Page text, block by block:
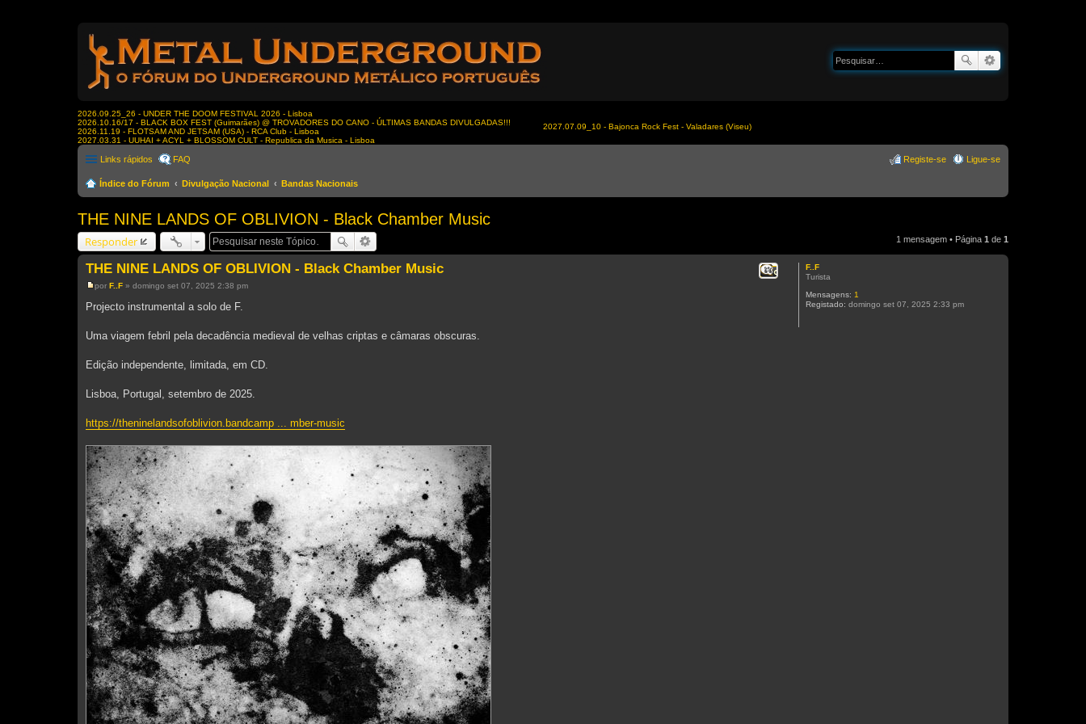
2026.09.25_26 - UNDER THE DOOM FESTIVAL 2026 - Lisboa
2026.10.16/17 - BLACK BOX FEST (Guimarães) @ TROVADORES DO CANO - ÚLTIMAS BANDAS DIVULGADAS!!!
2026.11.19 - FLOTSAM AND JETSAM (USA) - RCA Club - Lisboa
2027.03.31 - UUHAI + ACYL + BLOSSOM CULT - Republica da Musica - Lisboa
2027.07.09_10 - Bajonca Rock Fest - Valadares (Viseu)
Links rápidos FAQ Ligue-se
Registe-se
Índice do Fórum Divulgação Nacional Bandas Nacionais
THE NINE LANDS OF OBLIVION - Black Chamber Music
Responder 1 mensagem • Página 1 de 1
F..F
Turista
Mensagens: 1
Registado: domingo set 07, 2025 2:33 pm
THE NINE LANDS OF OBLIVION - Black Chamber Music Citar
M
n
g
m
por F..F » domingo set 07, 2025 2:38 pm
Projecto instrumental a solo de F.
Uma viagem febril pela decadência medieval de velhas criptas e câmaras obscuras.
Edição independente, limitada, em CD.
Lisboa, Portugal, setembro de 2025.
https://theninelandsofoblivion.bandcamp ... mber-music